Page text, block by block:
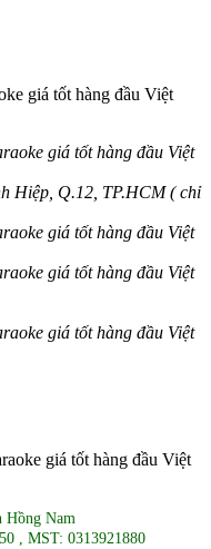
giá tốt hàng đầu Việt
Hiệp, Q.12, TP.HCM ( chỉ
Hồng Nam
, MST: 0313921880